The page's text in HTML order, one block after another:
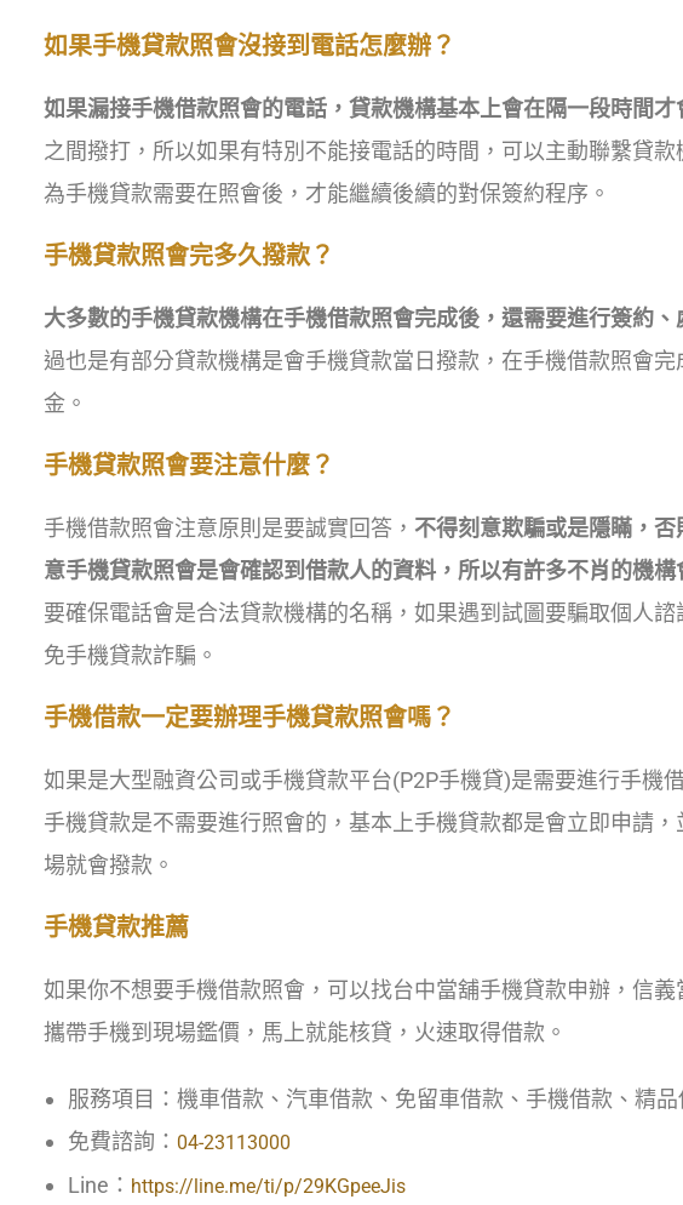
如果手機貸款照會沒接到電話怎麼辦？
如果漏接手機借款照會的電話，貸款機構基本上會在隔一段時間才
之間撥打，所以如果有特別不能接電話的時間，可以主動聯繫貸
為手機貸款需要在照會後，才能繼續後續的對保簽約程序。
手機貸款照會完多久撥款？
大多數的手機貸款機構在手機借款照會完成後，還需要進行簽約
過也是有部分貸款機構是會手機貸款當日撥款，在手機借款照會
金。
手機貸款照會要注意什麼？
手機借款照會注意原則是要誠實回答， 不得刻意欺騙或是隱瞞，
意手機貸款照會是會確認到借款人的資料，所以有許多不肖的機
要確保電話會是合法貸款機構的名稱，如果遇到試圖要騙取個人
免手機貸款詐騙。
手機借款一定要辦理手機貸款照會嗎？
如果是大型融資公司或手機貸款平台(P2P手機貸)是需要進行手機
手機貸款是不需要進行照會的，基本上手機貸款都是會立即申請
場就會撥款。
手機貸款推薦
如果你不想要手機借款照會，可以找台中當舖手機貸款申辦，信
攜帶手機到現場鑑價，馬上就能核貸，火速取得借款。
服務項目：機車借款、汽車借款、免留車借款、手機借款、精
免費諮詢： 04-23113000
Line： https://line.me/ti/p/29KGpeeJis